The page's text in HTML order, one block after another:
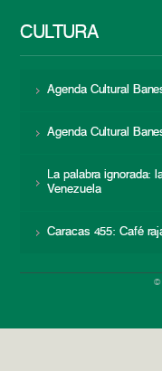
CULTURA
Agenda Cultural
Agenda Cultural
La palabra ignorada:
Venezuela
Caracas 455: Café
©